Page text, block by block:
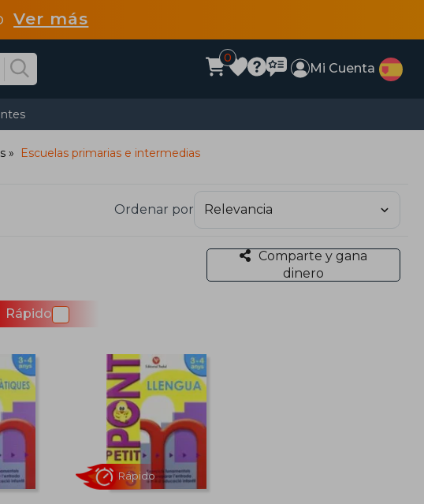
Ver más
0
Mi Cuenta
Escuelas primarias e intermedias
Ordenar por
Comparte y gana
dinero
Rápido